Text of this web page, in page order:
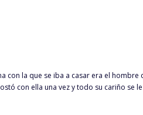
debo demostrarle a ambos que puedo
la que se iba a casar era el hombre
con ella una vez y todo su cariño se
a mitad del mar, sin mirar